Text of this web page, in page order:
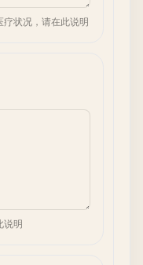
状况，请在此说明
说明